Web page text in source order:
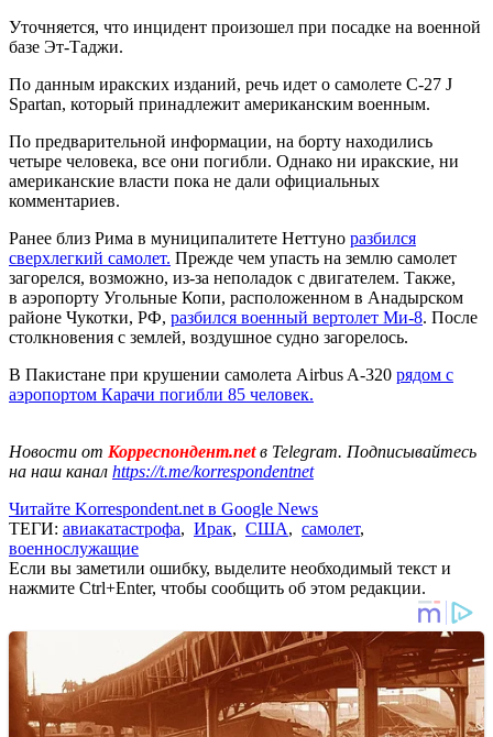
Уточняется, что инцидент произошел при посадке на военной
базе Эт-Таджи.
По данным иракских изданий, речь идет о самолете C-27 J
Spartan, который принадлежит американским военным.
По предварительной информации, на борту находились
четыре человека, все они погибли. Однако ни иракские, ни
американские власти пока не дали официальных
комментариев.
Ранее близ Рима в муниципалитете Неттуно разбился
сверхлегкий самолет. Прежде чем упасть на землю самолет
загорелся, возможно, из-за неполадок с двигателем. Также,
в аэропорту Угольные Копи, расположенном в Анадырском
районе Чукотки, РФ, разбился военный вертолет Ми-8. После
столкновения с землей, воздушное судно загорелось.
В Пакистане при крушении самолета Airbus A-320 рядом с
аэропортом Карачи погибли 85 человек.
Новости от Корреспондент.netв Telegram. Подписывайтесь
на наш канал https://t.me/korrespondentnet
Читайте Korrespondent.net в Google News
ТЕГИ: авиакатастрофа, Ирак, США, самолет,
военнослужащие
Если вы заметили ошибку, выделите необходимый текст и
нажмите Ctrl+Enter, чтобы сообщить об этом редакции.